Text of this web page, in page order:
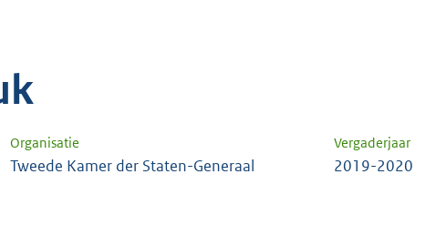
Organisatie Vergaderjaar
Tweede Kamer der Staten-Generaal 2019-2020